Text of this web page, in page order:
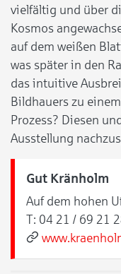
vielfältig und über
Kosmos
auf dem weißen
was später in den
das intuitive
Bildhauers zu
Prozess? Diesen
Ausstellung
Gut Kränholm
Auf dem hohen
T: 04 21 / 69 21